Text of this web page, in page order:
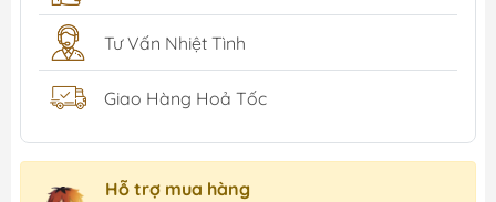
Tư Vấn Nhiệt Tình
Giao Hàng Hoả Tốc
Hỗ trợ mua hàng